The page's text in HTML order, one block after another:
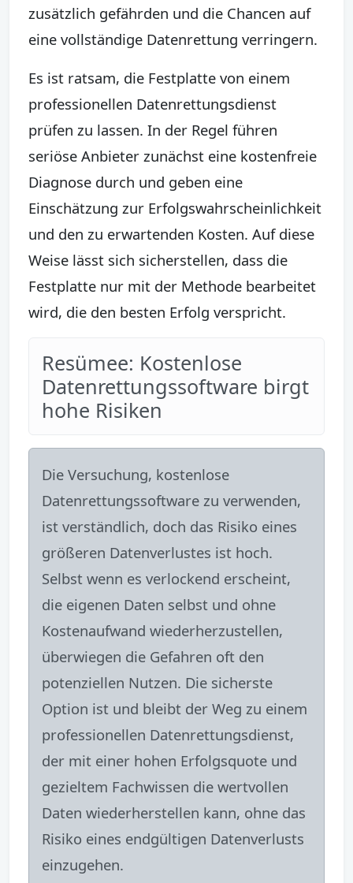
zusätzlich gefährden und die Chancen auf
eine vollständige Datenrettung verringern.
Es ist ratsam, die Festplatte von einem
professionellen Datenrettungsdienst
prüfen zu lassen. In der Regel führen
seriöse Anbieter zunächst eine kostenfreie
Diagnose durch und geben eine
Einschätzung zur Erfolgswahrscheinlichkeit
und den zu erwartenden Kosten. Auf diese
Weise lässt sich sicherstellen, dass die
Festplatte nur mit der Methode bearbeitet
wird, die den besten Erfolg verspricht.
Resümee: Kostenlose
Datenrettungssoftware birgt
hohe Risiken
Die Versuchung, kostenlose
Datenrettungssoftware zu verwenden,
ist verständlich, doch das Risiko eines
größeren Datenverlustes ist hoch.
Selbst wenn es verlockend erscheint,
die eigenen Daten selbst und ohne
Kostenaufwand wiederherzustellen,
überwiegen die Gefahren oft den
potenziellen Nutzen. Die sicherste
Option ist und bleibt der Weg zu einem
professionellen Datenrettungsdienst,
der mit einer hohen Erfolgsquote und
gezieltem Fachwissen die wertvollen
Daten wiederherstellen kann, ohne das
Risiko eines endgültigen Datenverlusts
einzugehen.